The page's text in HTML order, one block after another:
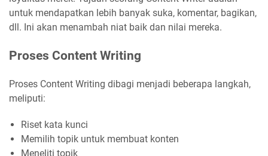
untuk mendapatkan lebih banyak suka, komentar, bagikan,
dll. Ini akan menambah niat baik dan nilai mereka.
Proses Content Writing
Proses Content Writing dibagi menjadi beberapa langkah,
meliputi:
Riset kata kunci
Memilih topik untuk membuat konten
Meneliti topik